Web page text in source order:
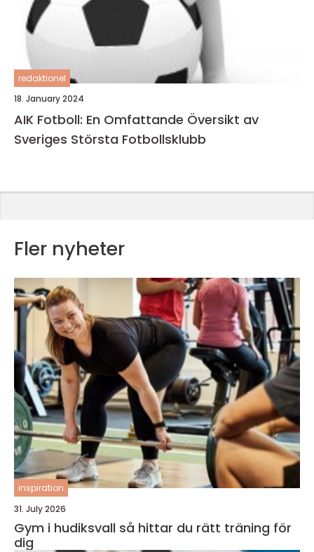
redaktionel
18. January 2024
AIK Fotboll: En Omfattande Översikt av
Sveriges Största Fotbollsklubb
Fler nyheter
inspiration
31. July 2026
Gym i hudiksvall så hittar du rätt träning för
dig